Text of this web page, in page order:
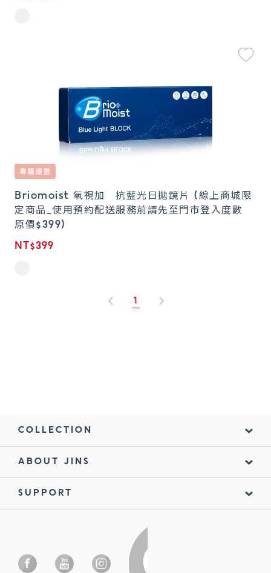
Briomoist 氧視加 抗藍光日拋鏡片 (線上商城限
定商品_使用預約配送服務前請先至門市登入度數
原價$399)
NT$399
1
COLLECTION
ABOUT JINS
SUPPORT